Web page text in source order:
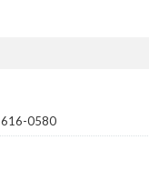
616-0580